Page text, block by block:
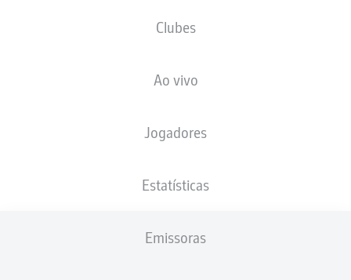
Clubes
Ao vivo
Jogadores
Estatísticas
Emissoras
R. Schröder